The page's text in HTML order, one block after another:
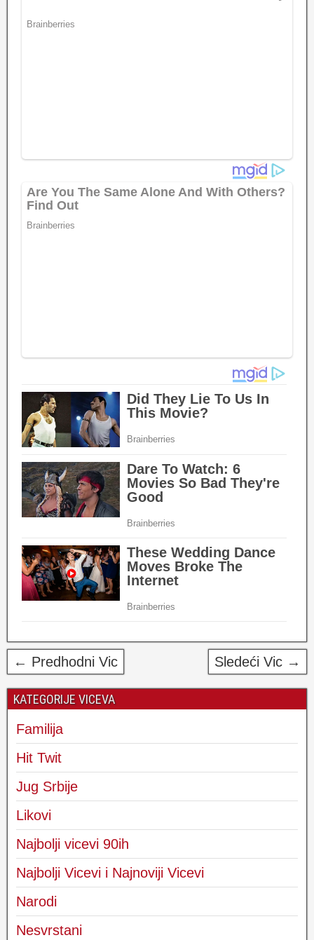
← Predhodni Vic Sledeći Vic →
KATEGORIJE VICEVA
Familija
Hit Twit
Jug Srbije
Likovi
Najbolji vicevi 90ih
Najbolji Vicevi i Najnoviji Vicevi
Narodi
Nesvrstani